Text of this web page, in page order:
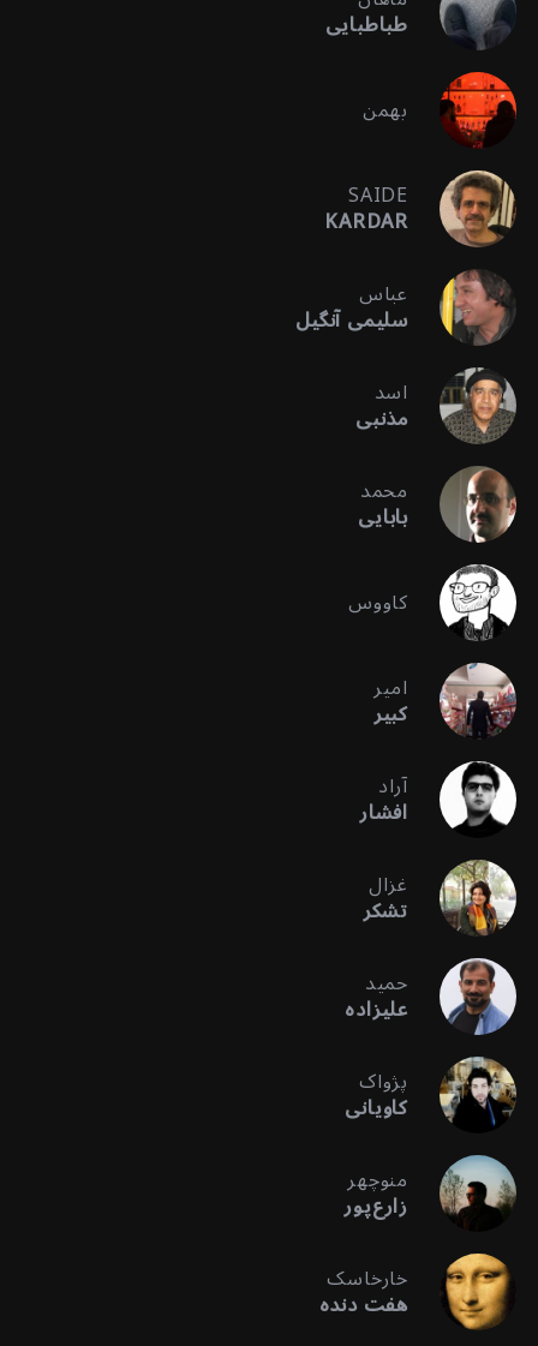
طباطبایی
بهمن
SAIDE
KARDAR
عباس
سلیمی آنگیل
اسد
مذنبی
محمد
بابایی
کاووس
امیر
کبیر
آراد
افشار
غزال
تشکر
حمید
علیزاده
پژواک
کاویانی
منوچهر
زارع‌پور
خارخاسک
هفت دنده